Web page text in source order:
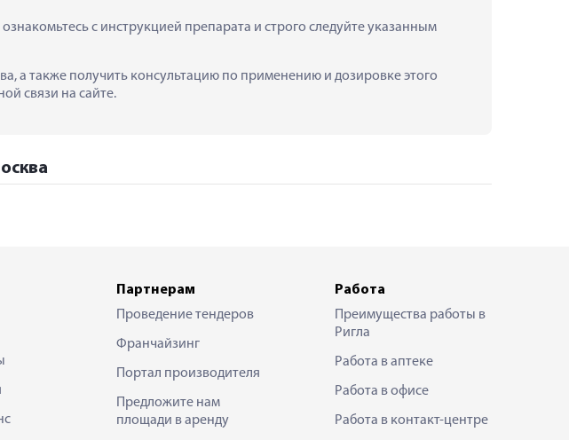
с инструкцией препарата и строго следуйте указанным
а также получить консультацию по применению и дозировке этого
связи на сайте.
Партнерам
Проведение тендеров
Франчайзинг
Портал производителя
Предложите нам
площади в аренду
Работа
Преимущества работы в
Ригла
Работа в аптеке
Работа в офисе
Работа в контакт-центре